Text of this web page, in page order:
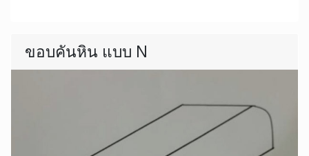
ขอบคันหิน แบบ N